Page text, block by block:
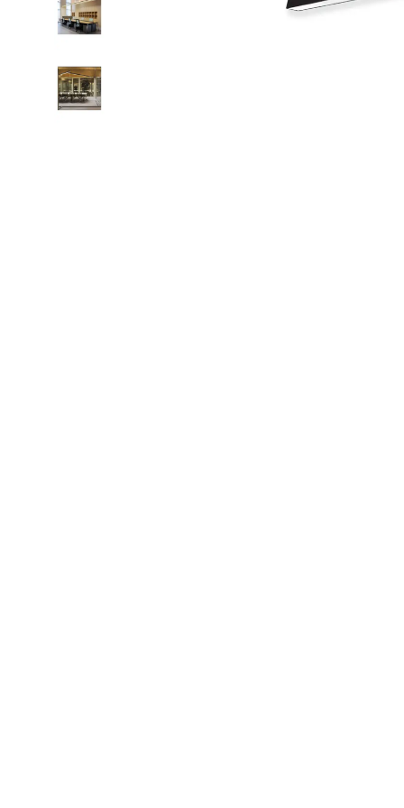
Led Ampuller
Spotlar
Basamak Armatürleri